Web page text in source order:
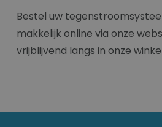
Bestel uw
makkelijk online via onze
vrijblijvend langs in onze